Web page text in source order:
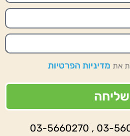
את מדיניות הפרטיות
שליחה